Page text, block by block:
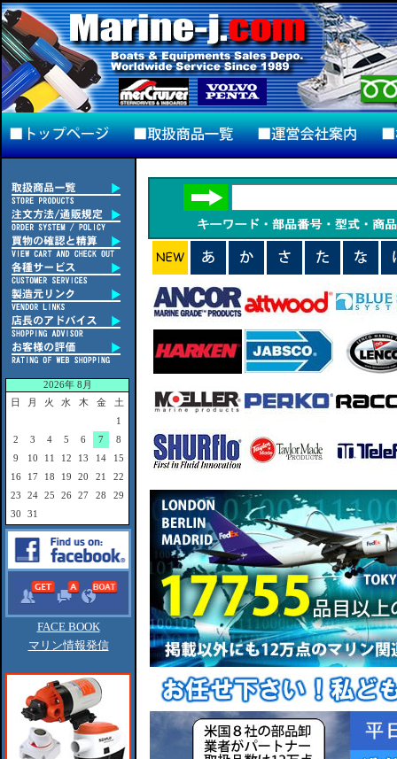
2026年 8月
日
月 火 水 木 金
土
1
2
3 4 5 6 7
8
9
10 11 12 13 14
15
16
17 18 19 20 21
22
23
24 25 26 27 28
29
30
31
FACE BOOK
マリン情報発信